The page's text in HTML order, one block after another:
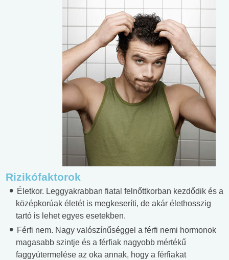
Rizikófaktorok
Életkor. Leggyakrabban fiatal felnőttkorban kezdődik és a
középkorúak életét is megkeseríti, de akár élethosszig
tartó is lehet egyes esetekben.
Férfi nem. Nagy valószínűséggel a férfi nemi hormonok
magasabb szintje és a férfiak nagyobb mértékű
faggyútermelése az oka annak, hogy a férfiakat